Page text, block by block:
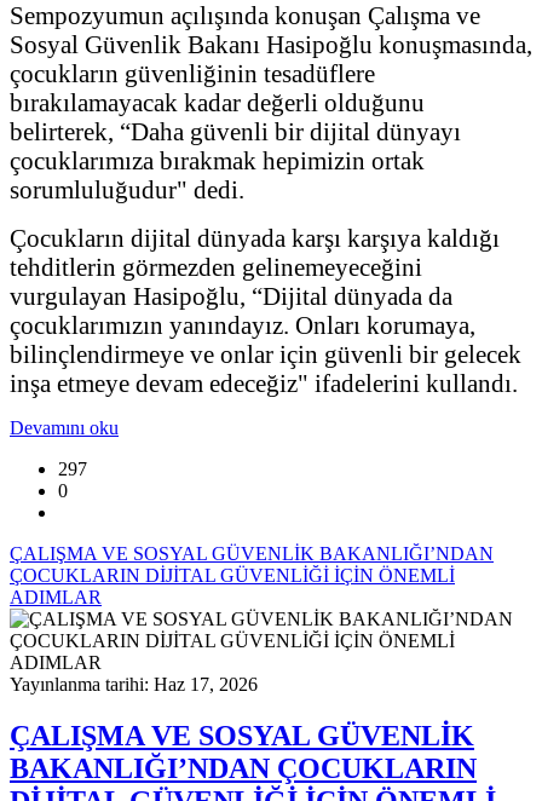
Sempozyumun açılışında konuşan Çalışma ve
Sosyal Güvenlik Bakanı Hasipoğlu konuşmasında,
çocukların güvenliğinin tesadüflere
bırakılamayacak kadar değerli olduğunu
belirterek, “Daha güvenli bir dijital dünyayı
çocuklarımıza bırakmak hepimizin ortak
sorumluluğudur" dedi.
Çocukların dijital dünyada karşı karşıya kaldığı
tehditlerin görmezden gelinemeyeceğini
vurgulayan Hasipoğlu, “Dijital dünyada da
çocuklarımızın yanındayız. Onları korumaya,
bilinçlendirmeye ve onlar için güvenli bir gelecek
inşa etmeye devam edeceğiz" ifadelerini kullandı.
Devamını oku
297
0
ÇALIŞMA VE SOSYAL GÜVENLİK BAKANLIĞI’NDAN
ÇOCUKLARIN DİJİTAL GÜVENLİĞİ İÇİN ÖNEMLİ
ADIMLAR
Yayınlanma tarihi: Haz 17, 2026
ÇALIŞMA VE SOSYAL GÜVENLİK
BAKANLIĞI’NDAN ÇOCUKLARIN